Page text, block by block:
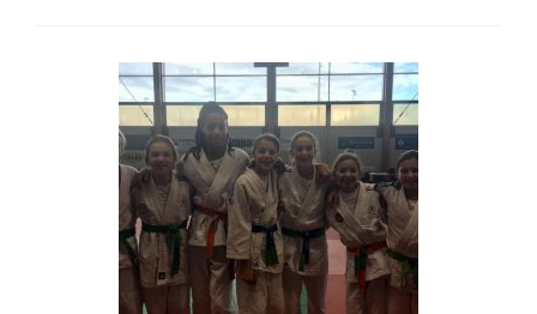
Label
Excellence
Cadet
Clermont
Ferrand